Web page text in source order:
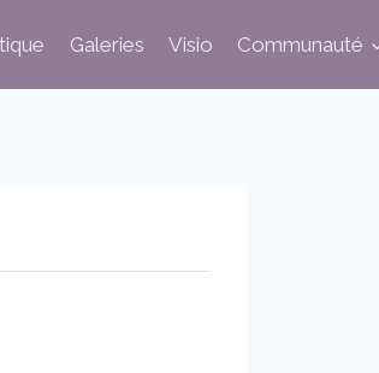
Galeries Visio Communauté